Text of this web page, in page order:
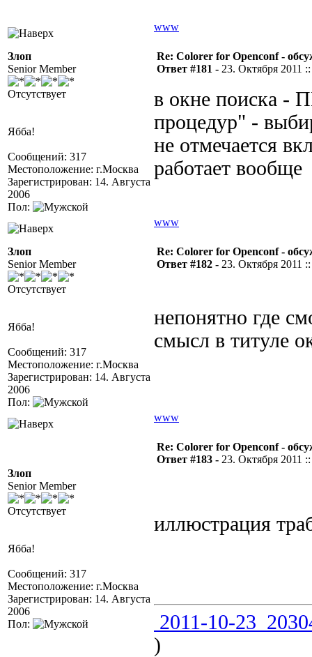
www
Злоп
Senior Member
Отсутствует
Ябба!
Сообщений: 317
Местоположение: г.Москва
Зарегистрирован: 14. Августа
2006
Пол:
Re: Colorer for Openconf -
Ответ #181 - 23. Октября 2011
в окне поиска -
процедур" -
не отмечается
работает вообще
www
Злоп
Senior Member
Отсутствует
Ябба!
Сообщений: 317
Местоположение: г.Москва
Зарегистрирован: 14. Августа
2006
Пол:
Re: Colorer for Openconf -
Ответ #182 - 23. Октября 2011
непонятно где
смысл в титуле
www
Злоп
Senior Member
Отсутствует
Ябба!
Сообщений: 317
Местоположение: г.Москва
Зарегистрирован: 14. Августа
2006
Пол:
Re: Colorer for Openconf -
Ответ #183 - 23. Октября 2011
иллюстрация
2011-10-
)